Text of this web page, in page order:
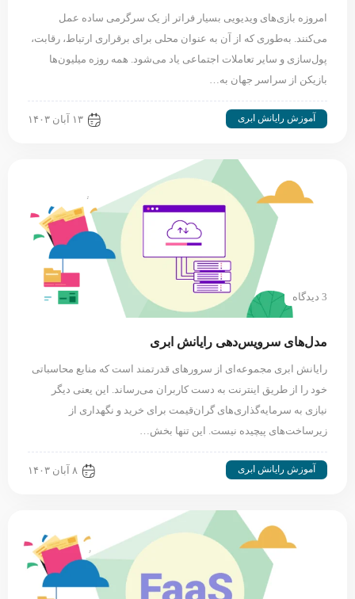
امروزه بازی‌های ویدیویی بسیار فراتر از یک سرگرمی ساده عمل
می‌کنند. به‌طوری‌ که از آن به عنوان محلی برای برقراری ارتباط، رقابت‌،
پول‌سازی و سایر تعاملات اجتماعی یاد می‌شود. همه روزه میلیون‌ها
بازیکن از سراسر جهان به…
آموزش رایانش ابری ۱۳ آبان ۱۴۰۳
3 دیدگاه
مدل‌های سرویس‌دهی رایانش ابری
رایانش ابری مجموعه‌ای از سرورهای قدرتمند است که منابع محاسباتی
خود را از طریق اینترنت به دست کاربران می‌رساند. این یعنی دیگر
نیازی به سرمایه‌گذاری‌های گران‌قیمت برای خرید و نگهداری از
زیرساخت‌های پیچیده نیست. این تنها بخش…
آموزش رایانش ابری ۸ آبان ۱۴۰۳